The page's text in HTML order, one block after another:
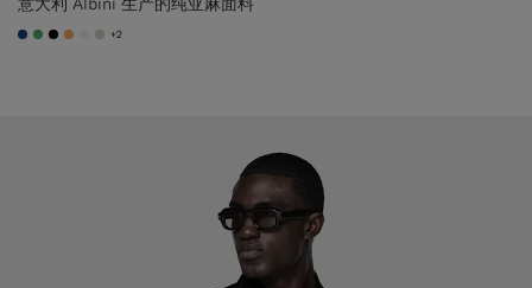
#1C3D7A
#50AA6A
#000000
#F9AA62
#F1EFE8
#D7D1C3
+2